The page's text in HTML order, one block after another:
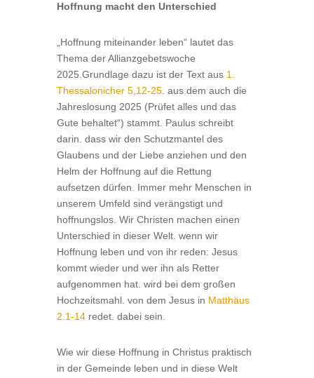
Hoffnung macht den Unterschied
„Hoffnung miteinander leben“ lautet das
Thema der Allianzgebetswoche
2025.Grundlage dazu ist der Text aus 1.
Thessalonicher 5,12-25. aus dem auch die
Jahreslosung 2025 (Prüfet alles und das
Gute behaltet“) stammt. Paulus schreibt
darin. dass wir den Schutzmantel des
Glaubens und der Liebe anziehen und den
Helm der Hoffnung auf die Rettung
aufsetzen dürfen. Immer mehr Menschen in
unserem Umfeld sind verängstigt und
hoffnungslos. Wir Christen machen einen
Unterschied in dieser Welt. wenn wir
Hoffnung leben und von ihr reden: Jesus
kommt wieder und wer ihn als Retter
aufgenommen hat. wird bei dem großen
Hochzeitsmahl. von dem Jesus in Matthäus
2.1-14redet. dabei sein.
Wie wir diese Hoffnung in Christus praktisch
in der Gemeinde leben und in diese Welt